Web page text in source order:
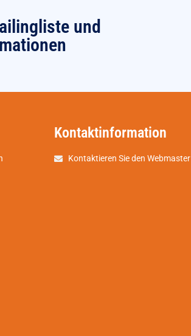
und
Kontaktinformation
Kontaktieren Sie den Webmaster